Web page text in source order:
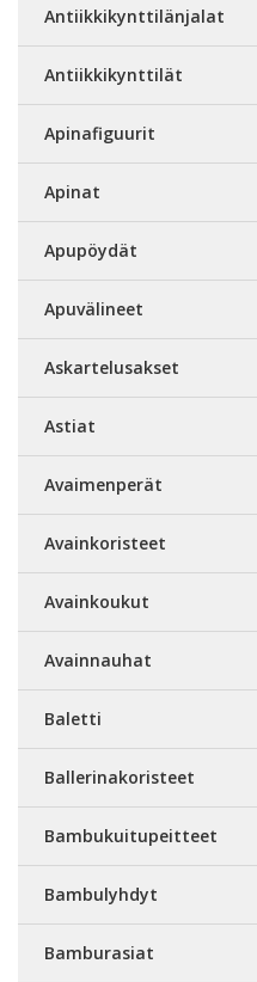
Antiikkikynttilänjalat
Antiikkikynttilät
Apinafiguurit
Apinat
Apupöydät
Apuvälineet
Askartelusakset
Astiat
Avaimenperät
Avainkoristeet
Avainkoukut
Avainnauhat
Baletti
Ballerinakoristeet
Bambukuitupeitteet
Bambulyhdyt
Bamburasiat